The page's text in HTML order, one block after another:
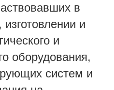
в
и
и
оборудования,
систем и